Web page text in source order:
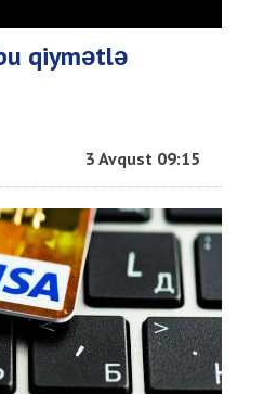
qiymətlə
3 Avqust 09:15